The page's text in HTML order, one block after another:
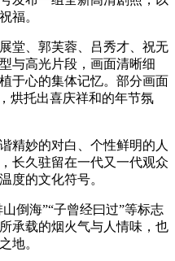
福。
堂、郭芙蓉、吕秀才、祝无
与高光片段，画面清晰细
于心的集体记忆。部分画面
烘托出喜庆祥和的年节氛
精妙的对白、个性鲜明的人
长久驻留在一代又一代观众
度的文化符号。
倒海”“子曾经曰过”等标志
承载的烟火气与人情味，也
地。